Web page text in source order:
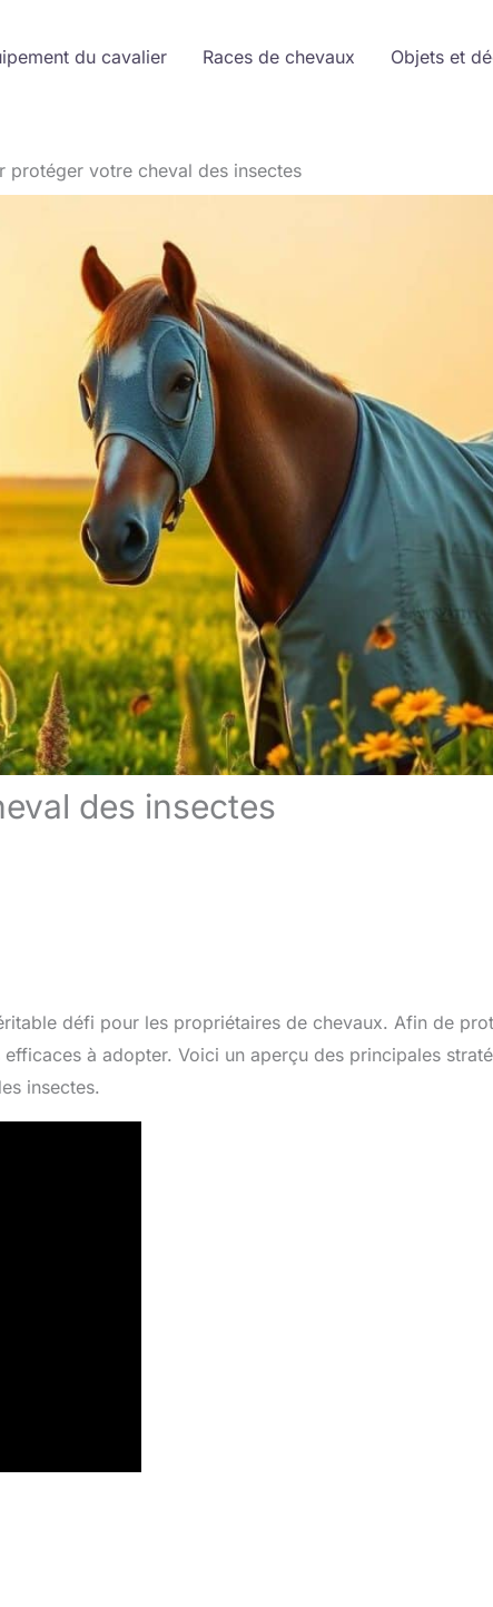
du cavalier Races de chevaux
Objets et
protéger votre cheval des insectes
des insectes
défi pour les propriétaires de chevaux. Afin de
à adopter. Voici un aperçu des principales
insectes.